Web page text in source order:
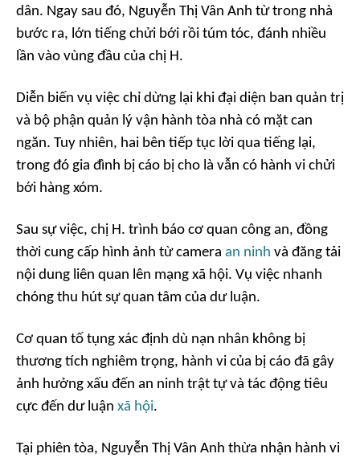
dân. Ngay sau đó, Nguyễn Thị Vân Anh từ trong nhà
bước ra, lớn tiếng chửi bới rồi túm tóc, đánh nhiều
lần vào vùng đầu của chị H.
Diễn biến vụ việc chỉ dừng lại khi đại diện ban quản trị
và bộ phận quản lý vận hành tòa nhà có mặt can
ngăn. Tuy nhiên, hai bên tiếp tục lời qua tiếng lại,
trong đó gia đình bị cáo bị cho là vẫn có hành vi chửi
bới hàng xóm.
Sau sự việc, chị H. trình báo cơ quan công an, đồng
thời cung cấp hình ảnh từ camera an ninh và đăng tải
nội dung liên quan lên mạng xã hội. Vụ việc nhanh
chóng thu hút sự quan tâm của dư luận.
Cơ quan tố tụng xác định dù nạn nhân không bị
thương tích nghiêm trọng, hành vi của bị cáo đã gây
ảnh hưởng xấu đến an ninh trật tự và tác động tiêu
cực đến dư luận xã hội.
Tại phiên tòa, Nguyễn Thị Vân Anh thừa nhận hành vi